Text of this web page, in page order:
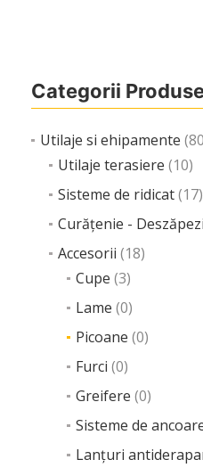
Diesel
Electrice
Gaz
Nacele
Tip foarfecă
Macarale
Platforme
Transpaleți
Curățenie –
Măturătoare
Perii
Sărărițe
Lame de
Întreținere
Cositori
Cositori
Tocătoare
Categorii
Utilaje si ehipamente
Utilaje terasiere (10)
Sisteme de ridicat(17)
Curățenie -
Accesorii (18)
Cupe (3)
Lame (0)
Picoane (0)
Furci (0)
Greifere (0)
Sisteme de
Lanțuri